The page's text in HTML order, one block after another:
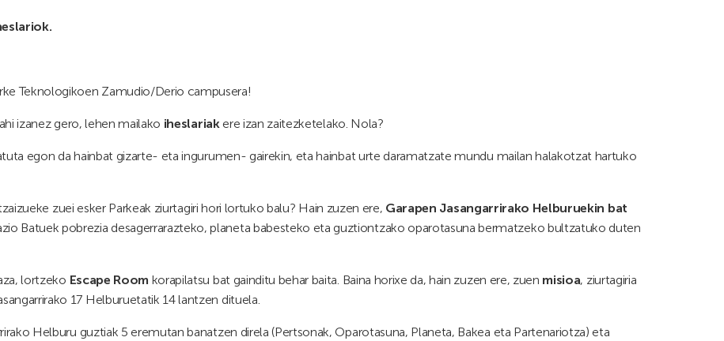
Teknologikoen Zamudio/Derio campusera!
izanez gero, lehen mailako iheslariakere izan zaitezketelako. Nola?
egon da hainbat gizarte- eta ingurumen- gairekin, eta hainbat urte daramatzate mundu mailan halakotzat hartuko
zuei esker Parkeak ziurtagiri hori lortuko balu? Hain zuzen ere, Garapen Jasangarrirako Helburuekin bat
Batuek pobrezia desagerrarazteko, planeta babesteko eta guztiontzako oparotasuna bermatzeko bultzatuko duten
lortzeko Escape Room korapilatsu bat gainditu behar baita. Baina horixe da, hain zuzen ere, zuen misioa, ziurtagiria
17 Helburuetatik 14 lantzen dituela.
Helburu guztiak 5 eremutan banatzen direla (Pertsonak, Oparotasuna, Planeta, Bakea eta Partenariotza) eta